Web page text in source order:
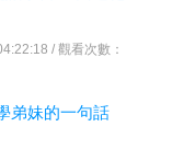
/ 觀看次數：
弟妹的一句話